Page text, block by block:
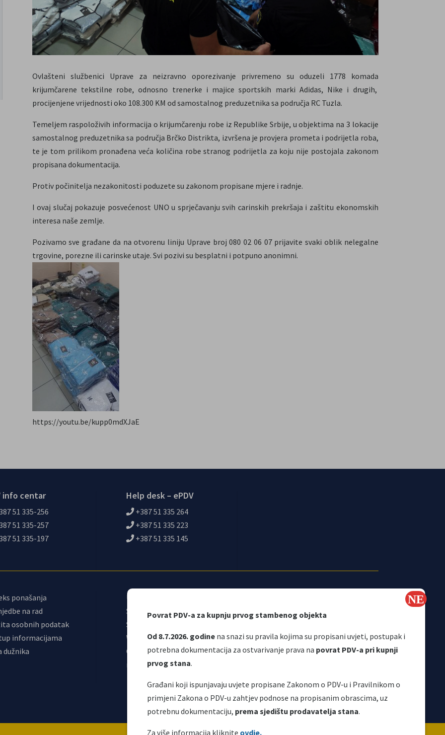
Povrat PDV-a za kupnju prvog stambenog objekta
Od 8.7.2026. godine na snazi su pravila kojima su propisani uvjeti, postupak i
potrebna dokumentacija za ostvarivanje prava na povrat PDV-a pri kupnji
prvog stana.
Građani koji ispunjavaju uvjete propisane Zakonom o PDV-u i Pravilnikom o
primjeni Zakona o PDV-u zahtjev podnose na propisanim obrascima, uz
potrebnu dokumentaciju, prema sjedištu prodavatelja stana.
Za više informacija kliknite ovdje.
Ovlašteni službenici Uprave za neizravno oporezivanje privremeno su oduzeli 1778 komada
krijumčarene tekstilne robe, odnosno trenerke i majice sportskih marki Adidas, Nike i drugih,
procijenjene vrijednosti oko 108.300 KM od samostalnog preduzetnika sa područja RC Tuzla.
Temeljem raspoloživih informacija o krijumčarenju robe iz Republike Srbije, u objektima na 3 lokacije
samostalnog preduzetnika sa područja Brčko Distrikta, izvršena je provjera prometa i podrijetla roba,
te je tom prilikom pronađena veća količina robe stranog podrijetla za koju nije postojala zakonom
propisana dokumentacija.
Protiv počinitelja nezakonitosti poduzete su zakonom propisane mjere i radnje.
I ovaj slučaj pokazuje posvećenost UNO u sprječavanju svih carinskih prekršaja i zaštitu ekonomskih
interesa naše zemlje.
Pozivamo sve građane da na otvorenu liniju Uprave broj 080 02 06 07 prijavite svaki oblik nelegalne
trgovine, porezne ili carinske utaje. Svi pozivi su besplatni i potpuno anonimni.
https://youtu.be/kupp0mdXJaE
info centar
51 335-256
51 335-257
51 335-197
Help desk – ePDV
+387 51 335 264
+387 51 335 223
+387 51 335 145
ponašanja
na rad
osobnih podatak
informacijama
dužnika
Upravni odbor
Sindikat
Samostalni sindikat UNO
Webmail
Odjeljenje za
makroekonomsku analizu
Korisni linkovi
Ova web stranica napravljena je i održava se uz finansijsku podršku